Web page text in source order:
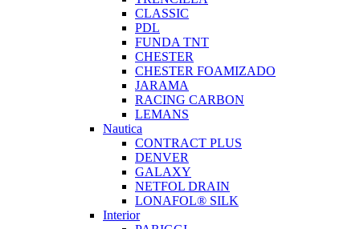
CLASSIC
PDL
FUNDA TNT
CHESTER
CHESTER FOAMIZADO
JARAMA
RACING CARBON
LEMANS
Nautica
CONTRACT PLUS
DENVER
GALAXY
NETFOL DRAIN
LONAFOL® SILK
Interior